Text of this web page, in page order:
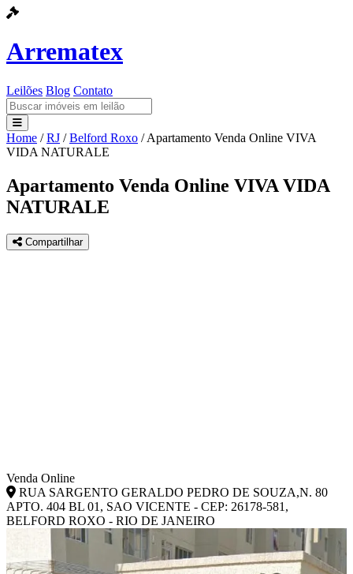
Arrematex
Leilões Blog Contato
Leilões
Blog
Contato
Home / RJ / Belford Roxo / Apartamento Venda Online VIVA
VIDA NATURALE
Apartamento Venda Online VIVA VIDA
NATURALE
Compartilhar
Venda Online
RUA SARGENTO GERALDO PEDRO DE SOUZA,N. 80
APTO. 404 BL 01, SAO VICENTE - CEP: 26178-581,
BELFORD ROXO - RIO DE JANEIRO